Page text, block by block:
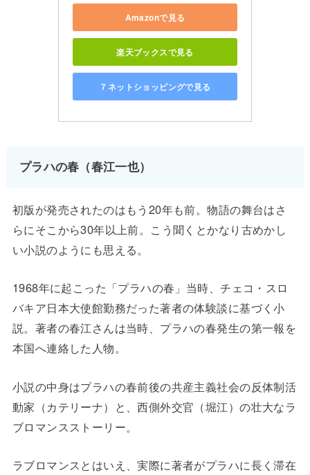
Amazonで見る
楽天ブックスで見る
７ネットショッピングで見る
プラハの春（春江一也）
初版が発売されたのはもう20年も前。物語の舞台はさ
らにそこから30年以上前。こう聞くとかなり古めかし
い小説のようにも思える。
1968年に起こった「プラハの春」当時、チェコ・スロ
バキア日本大使館勤務だった著者の体験談に基づく小
説。著者の春江さんは当時、プラハの春発生の第一報を
本国へ連絡した人物。
小説の中身はプラハの春前後の共産主義社会の反体制活
動家（カテリーナ）と、西側外交官（堀江）の壮大なラ
ブロマンスストーリー。
ラブロマンスとはいえ、実際に著者がプラハに長く滞在